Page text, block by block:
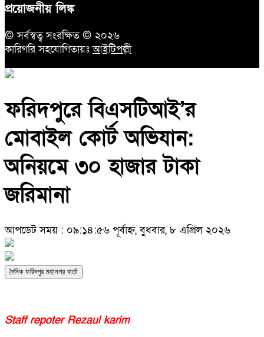
প্রয়োজনীয় লিঙ্ক
© সর্বস্বত্ব সংরক্ষিত © ২০২৬
কারিগরি সহযোগিতায়ঃআইটিপল্লী
ফরিদপুরে বিএসটিআই’র
মোবাইল কোর্ট অভিযান:
অনিয়মে ৩০ হাজার টাকা
জরিমানা
আপডেট সময় : ০৯:১৪:৫৬ পূর্বাহ্ন, বুধবার, ৮ এপ্রিল ২০২৬
দৈনিক ফরিদপুর মহানগর বার্তা
Staff repoter Rezaul karim